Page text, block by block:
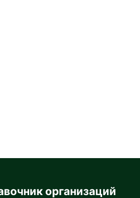
организаций